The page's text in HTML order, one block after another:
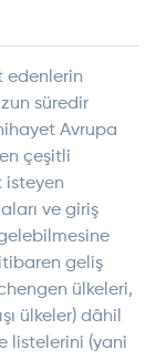
edenlerin
süredir
Avrupa
çeşitli
isteyen
ve giriş
geliş
ülkeleri,
ülkeler) dâhil
listelerini (yani